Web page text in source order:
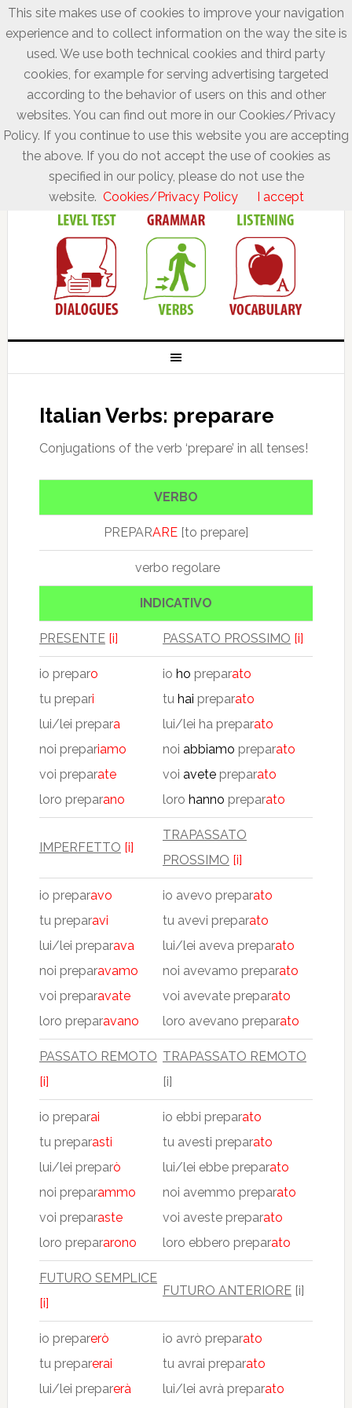
Italian Verbs: preparare
Conjugations of the verb ‘prepare’ in all tenses!
VERBO
PREPARARE[to prepare]
verbo regolare
INDICATIVO
PRESENTE [i] PASSATO PROSSIMO [i]
io preparo
tu prepari
lui/lei prepara
noi prepariamo
voi preparate
loro preparano
io ho preparato
tu hai preparato
lui/lei ha preparato
noi abbiamo preparato
voi avete preparato
loro hanno preparato
IMPERFETTO [i]
TRAPASSATO
PROSSIMO [i]
io preparavo
tu preparavi
lui/lei preparava
noi preparavamo
voi preparavate
loro preparavano
io avevo preparato
tu avevi preparato
lui/lei aveva preparato
noi avevamo preparato
voi avevate preparato
loro avevano preparato
PASSATO REMOTO
[i]
TRAPASSATO REMOTO
[i]
io preparai
tu preparasti
lui/lei preparò
noi preparammo
voi preparaste
loro prepararono
io ebbi preparato
tu avesti preparato
lui/lei ebbe preparato
noi avemmo preparato
voi aveste preparato
loro ebbero preparato
FUTURO SEMPLICE
[i]
FUTURO ANTERIORE[i]
io preparerò
tu preparerai
lui/lei preparerà
io avrò preparato
tu avrai preparato
lui/lei avrà preparato
This site makes use of cookies to improve your navigation
experience and to collect information on the way the site is
used. We use both technical cookies and third party
cookies, for example for serving advertising targeted
according to the behavior of users on this and other
websites. You can find out more in our Cookies/Privacy
Policy. If you continue to use this website you are accepting
the above. If you do not accept the use of cookies as
specified in our policy, please do not use the
website. Cookies/Privacy Policy I accept